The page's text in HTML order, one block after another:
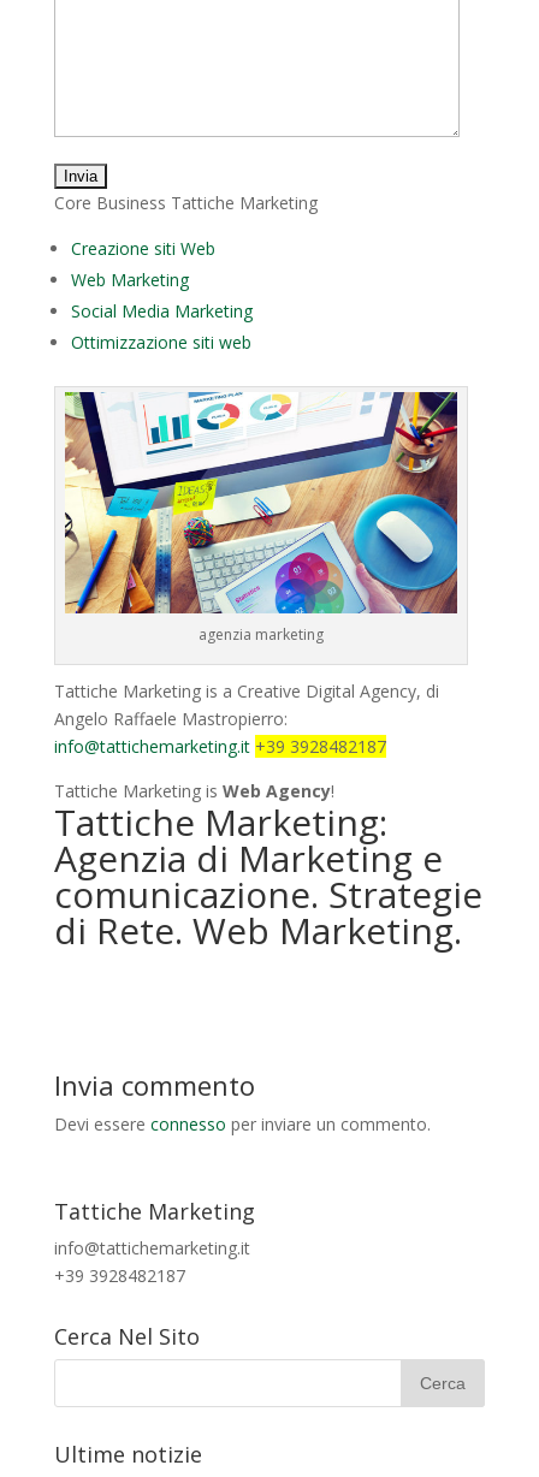
Core Business Tattiche Marketing
Creazione siti Web
Web Marketing
Social Media Marketing
Ottimizzazione siti web
agenzia marketing
Tattiche Marketing is a Creative Digital Agency, di
Angelo Raffaele Mastropierro:
info@tattichemarketing.it +39 3928482187
Tattiche Marketing is Web Agency!
Tattiche Marketing:
Agenzia di Marketing e
comunicazione. Strategie
di Rete. Web Marketing.
Invia commento
Devi essere connesso per inviare un commento.
Tattiche Marketing
info@tattichemarketing.it
+39 3928482187
Cerca Nel Sito
Ultime notizie